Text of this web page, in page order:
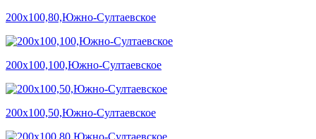
200х100,80,Южно-Султаевское
200х100,100,Южно-Султаевское
200х100,50,Южно-Султаевское